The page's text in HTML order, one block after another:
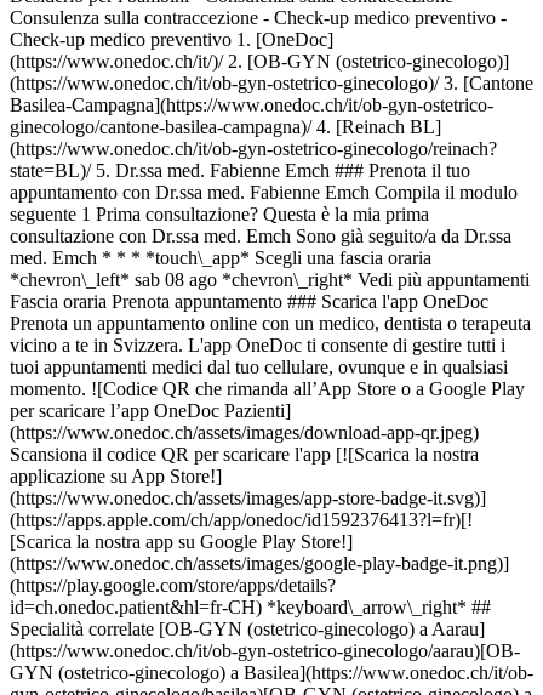
Consulenza sulla contraccezione - Check-up medico preventivo -
Check-up medico preventivo 1. [OneDoc](https://www.onedoc.ch/it/)/ 2. [OB-GYN (ostetrico-ginecologo)](https://www.onedoc.ch/it/ob-gyn-ostetrico-ginecologo)/ 3. [Cantone Basilea-Campagna](https://www.onedoc.ch/it/ob-gyn-ostetrico-ginecologo/cantone-basilea-campagna)/ 4. [Reinach BL](https://www.onedoc.ch/it/ob-gyn-ostetrico-ginecologo/reinach?state=BL)/ 5. Dr.ssa med. Fabienne Emch ### Prenota il tuo appuntamento con Dr.ssa med. Fabienne Emch Compila il modulo seguente 1 Prima consultazione? Questa è la mia prima consultazione con Dr.ssa med. Emch Sono già seguito/a da Dr.ssa med. Emch * * * *touch\_app* Scegli una fascia oraria *chevron\_left* sab 08 ago *chevron\_right* Vedi più appuntamenti Fascia oraria Prenota appuntamento ### Scarica l'app OneDoc Prenota un appuntamento online con un medico, dentista o terapeuta vicino a te in Svizzera. L'app OneDoc ti consente di gestire tutti i tuoi appuntamenti medici dal tuo cellulare, ovunque e in qualsiasi momento. ![Codice QR che rimanda all’App Store o a Google Play per scaricare l’app OneDoc Pazienti](https://www.onedoc.ch/assets/images/download-app-qr.jpeg) Scansiona il codice QR per scaricare l'app [![Scarica la nostra applicazione su App Store!](https://www.onedoc.ch/assets/images/app-store-badge-it.svg)](https://apps.apple.com/ch/app/onedoc/id1592376413?l=fr)[![Scarica la nostra app su Google Play Store!](https://www.onedoc.ch/assets/images/google-play-badge-it.png)](https://play.google.com/store/apps/details?id=ch.onedoc.patient&hl=fr-CH) *keyboard\_arrow\_right* ## Specialità correlate [OB-GYN (ostetrico-ginecologo) a Aarau](https://www.onedoc.ch/it/ob-gyn-ostetrico-ginecologo/aarau)[OB-GYN (ostetrico-ginecologo) a Basilea](https://www.onedoc.ch/it/ob-gyn-ostetrico-ginecologo/basilea)[OB-GYN (ostetrico-ginecologo) a Bienna](https://www.onedoc.ch/it/ob-gyn-ostetrico-ginecologo/bienna)[OB-GYN (ostetrico-ginecologo) a Rheinfelden](https://www.onedoc.ch/it/ob-gyn-ostetrico-ginecologo/rheinfelden)[OB-GYN (ostetrico-ginecologo) a Langenthal](https://www.onedoc.ch/it/ob-gyn-ostetrico-ginecologo/langenthal)[OB-GYN (ostetrico-ginecologo) a Oberwil](https://www.onedoc.ch/it/ob-gyn-ostetrico-ginecologo/oberwil)[OB-GYN (ostetrico-ginecologo) a Münchenstein](https://www.onedoc.ch/it/ob-gyn-ostetrico-ginecologo/munchenstein)[OB-GYN (ostetrico-ginecologo) a Schönenwerd](https://www.onedoc.ch/it/ob-gyn-ostetrico-ginecologo/schonenwerd)[OB-GYN (ostetrico-ginecologo) a Zofingen](https://www.onedoc.ch/it/ob-gyn-ostetrico-ginecologo/zofingen)[OB-GYN (ostetrico-ginecologo) a Brugg AG](https://www.onedoc.ch/it/ob-gyn-ostetrico-ginecologo/brugg?state=AG)[OB-GYN (ostetrico-ginecologo) a Niederlenz](https://www.onedoc.ch/it/ob-gyn-ostetrico-ginecologo/niederlenz)[OB-GYN (ostetrico-ginecologo) a Olten](https://www.onedoc.ch/it/ob-gyn-ostetrico-ginecologo/olten)[OB-GYN (ostetrico-ginecologo) a Binningen](https://www.onedoc.ch/it/ob-gyn-ostetrico-ginecologo/binningen)[OB-GYN (ostetrico-ginecologo) a Pratteln](https://www.onedoc.ch/it/ob-gyn-ostetrico-ginecologo/pratteln)[OB-GYN (ostetrico-ginecologo) a Laufen](https://www.onedoc.ch/it/ob-gyn-ostetrico-ginecologo/laufen)[OB-GYN (ostetrico-ginecologo) a Kleindöttingen](https://www.onedoc.ch/it/ob-gyn-ostetrico-ginecologo/kleindottingen)[OB-GYN (ostetrico-ginecologo) a Grenchen SO](https://www.onedoc.ch/it/ob-gyn-ostetrico-ginecologo/grenchen?state=SO)[OB-GYN (ostetrico-ginecologo) a Niederbipp](https://www.onedoc.ch/it/ob-gyn-ostetrico-ginecologo/niederbipp)[OB-GYN (ostetrico-ginecologo) a Huttwil](https://www.onedoc.ch/it/ob-gyn-ostetrico-ginecologo/huttwil)[OB-GYN (ostetrico-ginecologo) a Reinach BL](https://www.onedoc.ch/it/ob-gyn-ostetrico-ginecologo/reinach?state=BL)[OB-GYN (ostetrico-ginecologo) a Herzogenbuchsee](https://www.onedoc.ch/it/ob-gyn-ostetrico-ginecologo/herzogenbuchsee) *keyboard\_arrow\_right* ## Competenze correlate [Misurazione del livello di ferro | Ferritina a Reinach BL](https://www.onedoc.ch/it/misurazione-del-livello-di-ferro-ferritina/reinach?state=BL)[Misurazione del livello di ferro | Ferritina a Grenchen SO](https://www.onedoc.ch/it/misurazione-del-livello-di-ferro-ferritina/grenchen?state=SO)[Misurazione del livello di ferro | Ferritina a Aarau](https://www.onedoc.ch/it/misurazione-del-livello-di-ferro-ferritina/aarau)[Misurazione del livello di ferro | Ferritina a Basilea](https://www.onedoc.ch/it/misurazione-del-livello-di-ferro-ferritina/basilea)[Misurazione del livello di ferro | Ferritina a Oensingen](https://www.onedoc.ch/it/misurazione-del-livello-di-ferro-ferritina/oensingen)[Misurazione del livello di ferro | Ferritina a Olten](https://www.onedoc.ch/it/misurazione-del-livello-di-ferro-ferritina/olten)[Misurazione del livello di ferro | Ferritina a Schöftland](https://www.onedoc.ch/it/misurazione-del-livello-di-ferro-ferritina/schoftland)[Micosi vaginale a Reinach BL](https://www.onedoc.ch/it/micosi-vaginale/reinach?state=BL)[Micosi vaginale a Basilea](https://www.onedoc.ch/it/micosi-vaginale/basilea)[Micosi vaginale a Olten](https://www.onedoc.ch/it/micosi-vaginale/olten)[Vaccinazione contro il virus del papilloma umano (HPV) a Basilea](https://www.onedoc.ch/it/vaccinazione-contro-il-virus-del-papilloma-umano-hpv/basilea)[Vaccinazione contro il virus del papilloma umano (HPV) a Aarau](https://www.onedoc.ch/it/vaccinazione-contro-il-virus-del-papilloma-umano-hpv/aarau)[Vaccinazione contro il virus del papilloma umano (HPV) a Münchenstein](https://www.onedoc.ch/it/vaccinazione-contro-il-virus-del-papilloma-umano-hpv/munchenstein)[Vaccinazione contro il virus del papilloma umano (HPV) a Reinach BL](https://www.onedoc.ch/it/vaccinazione-contro-il-virus-del-papilloma-umano-hpv/reinach?state=BL)[Vaccinazione contro il virus del papilloma umano (HPV) a Pratteln](https://www.onedoc.ch/it/vaccinazione-contro-il-virus-del-papilloma-umano-hpv/pratteln)[Vaccinazione contro il virus del papilloma umano (HPV) a Olten](https://www.onedoc.ch/it/vaccinazione-contro-il-virus-del-papilloma-umano-hpv/olten)[Vaccinazione contro il virus del papilloma umano (HPV) a Laufen](https://www.onedoc.ch/it/vaccinazione-contro-il-virus-del-papilloma-umano-hpv/laufen)[Vaccinazione contro il virus del papilloma umano (HPV) a Arlesheim](https://www.onedoc.ch/it/vaccinazione-contro-il-virus-del-papilloma-umano-hpv/arlesheim)[Vaccinazione contro il virus del papilloma umano (HPV) a Binningen](https://www.onedoc.ch/it/vaccinazione-contro-il-virus-del-papilloma-umano-hpv/binningen)[Vaccinazione contro il virus del papilloma umano (HPV) a Rheinfelden](https://www.onedoc.ch/it/vaccinazione-contro-il-virus-del-papilloma-umano-hpv/rheinfelden)[Vaccinazione contro il virus del papilloma umano (HPV) a Zuchwil](https://www.onedoc.ch/it/vaccinazione-contro-il-virus-del-papilloma-umano-hpv/zuchwil) *keyboard\_arrow\_right* ## Ricerche frequenti [Fisioterapista a Basilea](https://www.onedoc.ch/it/fisioterapista/basilea)[OB-GYN (ostetrico-ginecologo) a Aarau](https://www.onedoc.ch/it/ob-gyn-ostetrico-ginecologo/aarau)[Specialista in medicina interna generale a Basilea](https://www.onedoc.ch/it/specialista-in-medicina-interna-generale/basilea)[Medico generico a Basilea](https://www.onedoc.ch/it/medico-generico/basilea)[Centro vaccinale a Basilea](https://www.onedoc.ch/it/centro-vaccinale/basilea)[Oculista a Aarau](https://www.onedoc.ch/it/oculista/aarau)[Dermatologo a Basilea](https://www.onedoc.ch/it/dermatologo/basilea)[Prestazioni sanitarie in farmacia a Basilea](https://www.onedoc.ch/it/prestazioni-sanitarie-in-farmacia/basilea)[OB-GYN (ostetrico-ginecologo) a Basilea](https://www.onedoc.ch/it/ob-gyn-ostetrico-ginecologo/basilea)[Urologo a Basilea](https://www.onedoc.ch/it/urologo/basilea)[Oculista a Olten](https://www.onedoc.ch/it/oculista/olten)[Terapista in linfodrenaggio manuale a Basilea](https://www.onedoc.ch/it/terapista-in-linfodrenaggio-manuale/basilea)[Allenatore fisico a Muttenz](https://www.onedoc.ch/it/allenatore-fisico/muttenz)[Fisioterapista a Muttenz](https://www.onedoc.ch/it/fisioterapista/muttenz)[Massaggiatore classico a Muttenz](https://www.onedoc.ch/it/massaggiatore-classico/muttenz)[Fisioterapista a Allschwil](https://www.onedoc.ch/it/fisioterapista/allschwil)[Specialista in medicina interna generale a Liestal](https://www.onedoc.ch/it/specialista-in-medicina-interna-generale/liestal)[Specialista in medicina interna generale a Aarau](https://www.onedoc.ch/it/specialista-in-medicina-interna-generale/aarau)[Dermatologo a Olten](https://www.onedoc.ch/it/dermatologo/olten)[Pediatra a Rheinfelden](https://www.onedoc.ch/it/pediatra/rheinfelden)[Specialista in medicina estetica a Lenzburg](https://www.onedoc.ch/it/specialista-in-medicina-estetica/lenzburg) *keyboard\_arrow\_right* ## Cerca un professionista [Elenco dei professionisti](https://www.onedoc.ch/it/elenco) [A](https://www.onedoc.ch/it/elenco/A) [B](https://www.onedoc.ch/it/elenco/B) [C](https://www.onedoc.ch/it/elenco/C) [D](https://www.onedoc.ch/it/elenco/D) [E](https://www.onedoc.ch/it/elenco/E) [F](https://www.onedoc.ch/it/elenco/F) [G](https://www.onedoc.ch/it/elenco/G) [H](https://www.onedoc.ch/it/elenco/H) [I](https://www.onedoc.ch/it/elenco/I) [J](https://www.onedoc.ch/it/elenco/J) [K](https://www.onedoc.ch/it/elenco/K) [L](https://www.onedoc.ch/it/elenco/L) [M](https://www.onedoc.ch/it/elenco/M) [N](https://www.onedoc.ch/it/elenco/N) [O](https://www.onedoc.ch/it/elenco/O) [P](https://www.onedoc.ch/it/elenco/P) [Q](https://www.onedoc.ch/it/elenco/Q) [R](https://www.onedoc.ch/it/elenco/R) [S](https://www.onedoc.ch/it/elenco/S) [T](https://www.onedoc.ch/it/elenco/T) [U](https://www.onedoc.ch/it/elenco/U) [V](https://www.onedoc.ch/it/elenco/V) [W](https://www.onedoc.ch/it/elenco/W) [X](https://www.onedoc.ch/it/elenco/X) [Y](https://www.onedoc.ch/it/elenco/Y) [Z](https://www.onedoc.ch/it/elenco/Z) ## OneDoc [Sono un professionista](https://info.onedoc.ch/it/) [Su di noi](https://info.onedoc.ch/it/nostra-missione/) [News e pre